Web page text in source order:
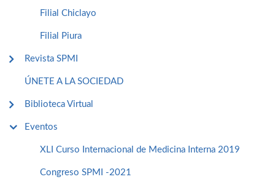
Filial Chiclayo
Filial Piura
Revista SPMI
ÚNETE A LA SOCIEDAD
Biblioteca Virtual
Eventos
XLI Curso Internacional de Medicina Interna 2019
Congreso SPMI -2021